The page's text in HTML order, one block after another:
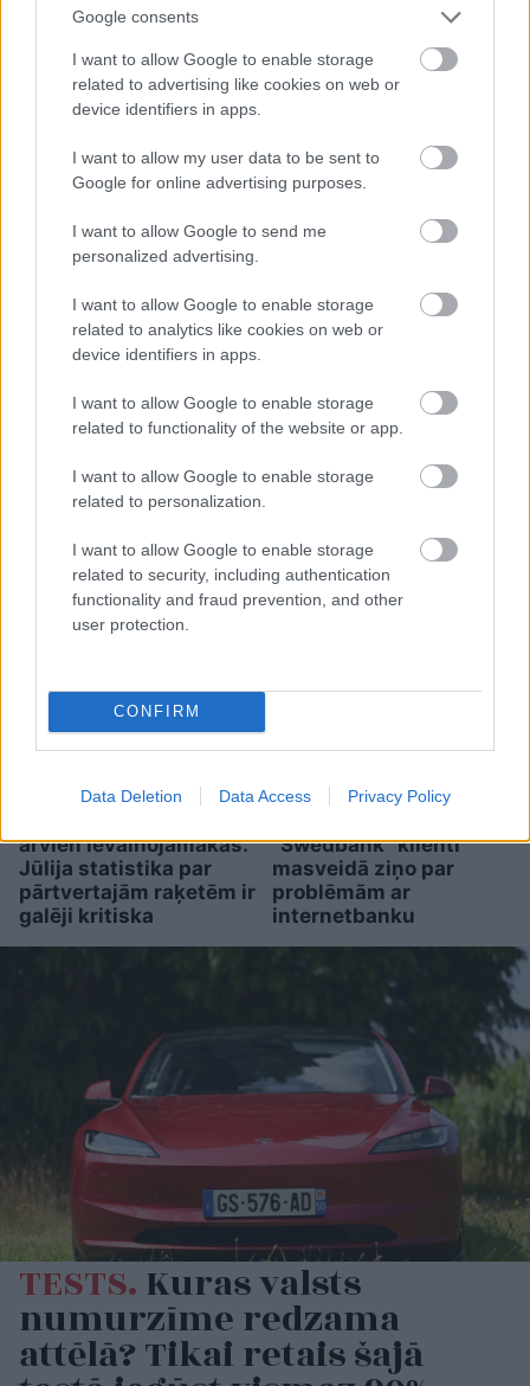
Google consents
I want to allow Google to enable storage
related to advertising like cookies on web or
device identifiers in apps.
I want to allow my user data to be sent to
Google for online advertising purposes.
I want to allow Google to send me
personalized advertising.
I want to allow Google to enable storage
related to analytics like cookies on web or
device identifiers in apps.
I want to allow Google to enable storage
related to functionality of the website or app.
I want to allow Google to enable storage
related to personalization.
I want to allow Google to enable storage
related to security, including authentication
functionality and fraud prevention, and other
user protection.
CONFIRM
Data Deletion Data Access Privacy Policy
mainīt pieeju
Lasīt citas ziņas
Latvijābērnus dzemdē
arvien vēlāk: dati atklāj, cik
gadu tagad ir “vidējai”
mammai
arvien ievainojamākas.
Jūlija statistika par
pārtvertajām raķetēm ir
galēji kritiska
“Swedbank” klienti
masveidā ziņo par
problēmām ar
internetbanku
TESTS.Kuras valsts
numurzīme redzama
attēlā? Tikai retais šajā
Atcelt Ziņot